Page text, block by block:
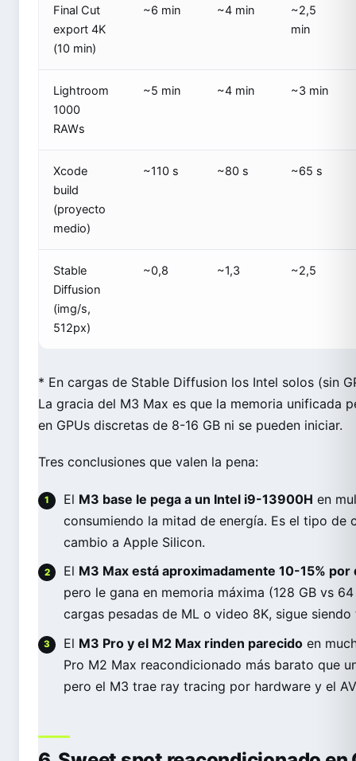
Final Cut
export 4K
(10 min)
~6 min ~4 min
~2,5
min
Lightroom
1000
RAWs
~5 min ~4 min ~3 min
Xcode
build
(proyecto
medio)
~110 s ~80 s ~65 s
Stable
Diffusion
(img/s,
512px)
~0,8 ~1,3 ~2,5
* En cargas de Stable Diffusion los Intel solos (sin
La gracia del M3 Max es que la memoria unificada
en GPUs discretas de 8-16 GB ni se pueden iniciar.
Tres conclusiones que valen la pena:
El M3 base le pega a un Intel i9-13900H en
consumiendo la mitad de energía. Es el tipo de
cambio a Apple Silicon.
El M3 Max está aproximadamente 10-15% por
pero le gana en memoria máxima (128 GB vs
cargas pesadas de ML o video 8K, sigue
El M3 Pro y el M2 Max rinden parecido en
Pro M2 Max reacondicionado más barato que
pero el M3 trae ray tracing por hardware y el